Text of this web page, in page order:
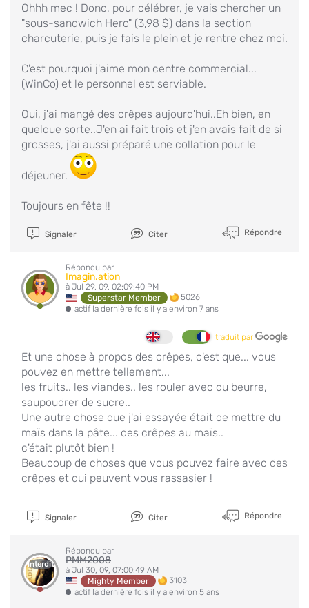
Ohhh mec ! Donc, pour célébrer, je vais chercher un
"sous-sandwich Hero" (3,98 $) dans la section
charcuterie, puis je fais le plein et je rentre chez moi.
C'est pourquoi j'aime mon centre commercial...
(WinCo) et le personnel est serviable.
Oui, j'ai mangé des crêpes aujourd'hui..Eh bien, en
quelque sorte..J'en ai fait trois et j'en avais fait de si
grosses, j'ai aussi préparé une collation pour le
déjeuner.
Toujours en fête !!
Signaler Citer Répondre
Répondu par
Imagin.ation
à Jul 29, 09, 02:09:40 PM
Superstar Member
5026
actif la dernière fois il y a environ 7 ans
traduit par
Et une chose à propos des crêpes, c'est que... vous
pouvez en mettre tellement...
les fruits.. les viandes.. les rouler avec du beurre,
saupoudrer de sucre..
Une autre chose que j'ai essayée était de mettre du
maïs dans la pâte... des crêpes au maïs..
c'était plutôt bien !
Beaucoup de choses que vous pouvez faire avec des
crêpes et qui peuvent vous rassasier !
Signaler Citer Répondre
Interdit
Répondu par
PMM2008
à Jul 30, 09, 07:00:49 AM
Mighty Member
3103
actif la dernière fois il y a environ 5 ans